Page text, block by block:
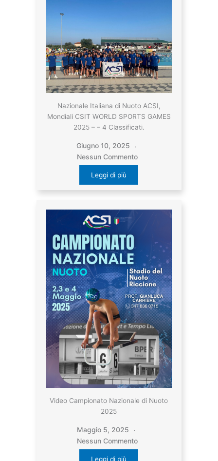
Nazionale Italiana di Nuoto ACSI,
Mondiali CSIT WORLD SPORTS GAMES
2025 – – 4 Classificati.
Giugno 10, 2025
Nessun Commento
Leggi di più
Video Campionato Nazionale di Nuoto
2025
Maggio 5, 2025
Nessun Commento
Leggi di più